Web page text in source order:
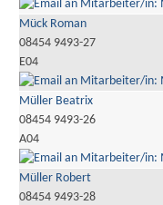
Mück Roman
08454 9493-27
E04
Müller Beatrix
08454 9493-26
A04
Müller Robert
08454 9493-28